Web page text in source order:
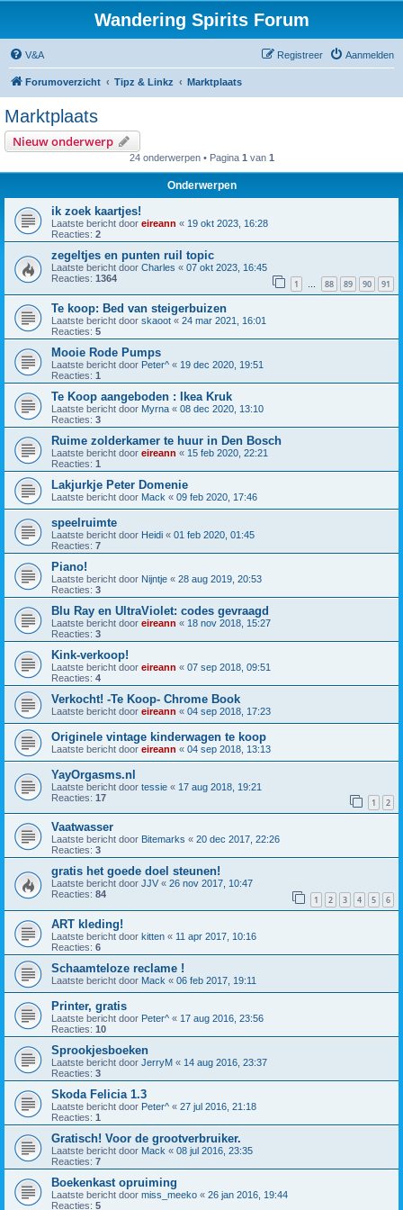
Wandering Spirits Forum
V&A Aanmelden
Registreer
Forumoverzicht Tipz & Linkz Marktplaats
Marktplaats
Nieuw onderwerp
24 onderwerpen • Pagina 1 van 1
Onderwerpen
ik zoek kaartjes!
Laatste bericht door eireann « 19 okt 2023, 16:28
Reacties: 2
zegeltjes en punten ruil topic
Laatste bericht door Charles « 07 okt 2023, 16:45
Reacties: 1364 1 … 88 89 90 91
Te koop: Bed van steigerbuizen
Laatste bericht door skaoot « 24 mar 2021, 16:01
Reacties: 5
Mooie Rode Pumps
Laatste bericht door Peter^ « 19 dec 2020, 19:51
Reacties: 1
Te Koop aangeboden : Ikea Kruk
Laatste bericht door Myrna « 08 dec 2020, 13:10
Reacties: 3
Ruime zolderkamer te huur in Den Bosch
Laatste bericht door eireann « 15 feb 2020, 22:21
Reacties: 1
Lakjurkje Peter Domenie
Laatste bericht door Mack « 09 feb 2020, 17:46
speelruimte
Laatste bericht door Heidi « 01 feb 2020, 01:45
Reacties: 7
Piano!
Laatste bericht door Nijntje « 28 aug 2019, 20:53
Reacties: 3
Blu Ray en UltraViolet: codes gevraagd
Laatste bericht door eireann « 18 nov 2018, 15:27
Reacties: 3
Kink-verkoop!
Laatste bericht door eireann « 07 sep 2018, 09:51
Reacties: 4
Verkocht! -Te Koop- Chrome Book
Laatste bericht door eireann « 04 sep 2018, 17:23
Originele vintage kinderwagen te koop
Laatste bericht door eireann « 04 sep 2018, 13:13
YayOrgasms.nl
Laatste bericht door tessie « 17 aug 2018, 19:21
Reacties: 17 1 2
Vaatwasser
Laatste bericht door Bitemarks « 20 dec 2017, 22:26
Reacties: 3
gratis het goede doel steunen!
Laatste bericht door JJV « 26 nov 2017, 10:47
Reacties: 84 1 2 3 4 5 6
ART kleding!
Laatste bericht door kitten « 11 apr 2017, 10:16
Reacties: 6
Schaamteloze reclame !
Laatste bericht door Mack « 06 feb 2017, 19:11
Printer, gratis
Laatste bericht door Peter^ « 17 aug 2016, 23:56
Reacties: 10
Sprookjesboeken
Laatste bericht door JerryM « 14 aug 2016, 23:37
Reacties: 3
Skoda Felicia 1.3
Laatste bericht door Peter^ « 27 jul 2016, 21:18
Reacties: 1
Gratisch! Voor de grootverbruiker.
Laatste bericht door Mack « 08 jul 2016, 23:35
Reacties: 7
Boekenkast opruiming
Laatste bericht door miss_meeko « 26 jan 2016, 19:44
Reacties: 5